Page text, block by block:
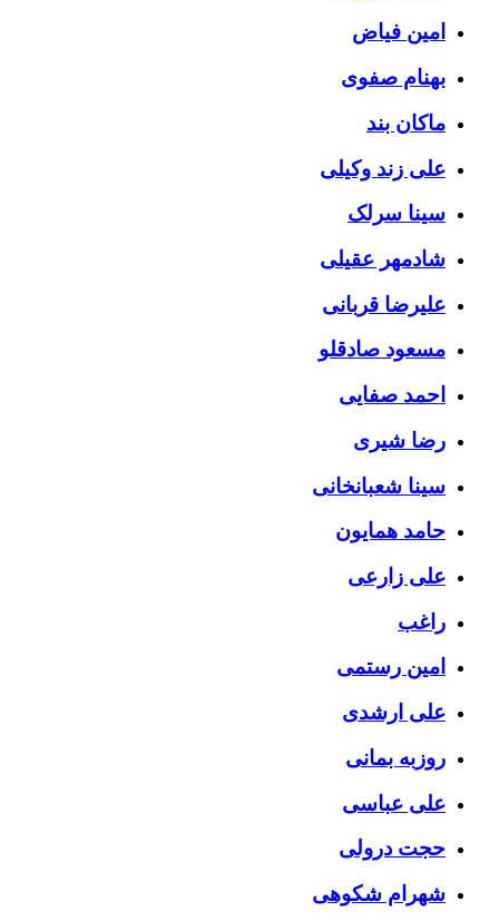
امین فیاض
بهنام صفوی
ماکان بند
علی زند وکیلی
سینا سرلک
شادمهر عقیلی
علیرضا قربانی
مسعود صادقلو
احمد صفایی
رضا شیری
سینا شعبانخانی
حامد همایون
علی زارعی
راغب
امین رستمی
علی ارشدی
روزبه بمانی
علی عباسی
حجت درولی
شهرام شکوهی